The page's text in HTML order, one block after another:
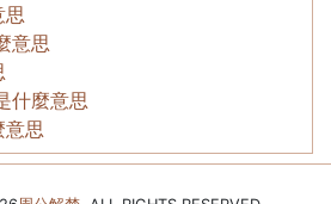
思
意思
什麼意思
意思